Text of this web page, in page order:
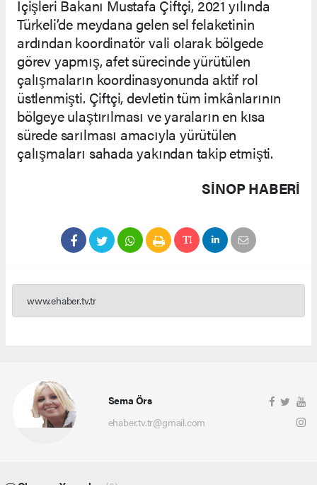
İçişleri Bakanı Mustafa Çiftçi, 2021 yılında
Türkeli’de meydana gelen sel felaketinin
ardından koordinatör vali olarak bölgede
görev yapmış, afet sürecinde yürütülen
çalışmaların koordinasyonunda aktif rol
üstlenmişti. Çiftçi, devletin tüm imkânlarının
bölgeye ulaştırılması ve yaraların en kısa
sürede sarılması amacıyla yürütülen
çalışmaları sahada yakından takip etmişti.
SINOP HABERİ
www.ehaber.tv.tr
Sema Örs
ehaber.tv.tr@gmail.com